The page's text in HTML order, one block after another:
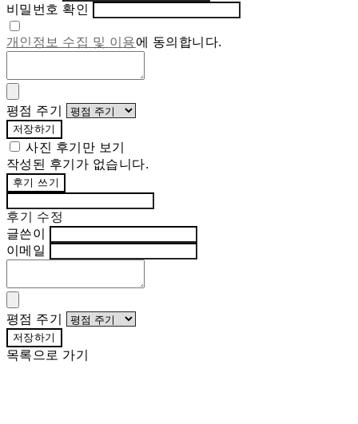
비밀번호 확인
개인정보 수집 및 이용에 동의합니다.
평점 주기
저장하기
사진 후기만 보기
작성된 후기가 없습니다.
후기 쓰기
후기 수정
글쓴이
이메일
평점 주기
저장하기
목록으로 가기